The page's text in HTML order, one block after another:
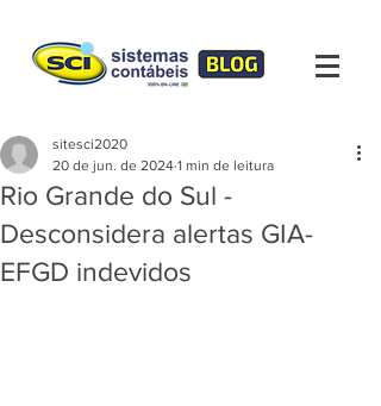
Rio Grande do Sul -
Desconsidera alertas GIA-
EFGD indevidos
sitesci2020
20 de jun. de 2024 1 min de leitura